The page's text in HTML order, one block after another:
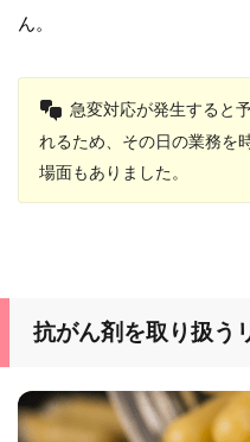
ん。
急変対応が発生すると
れるため、その日の業務を
場面もありました。
抗がん剤を取り扱う